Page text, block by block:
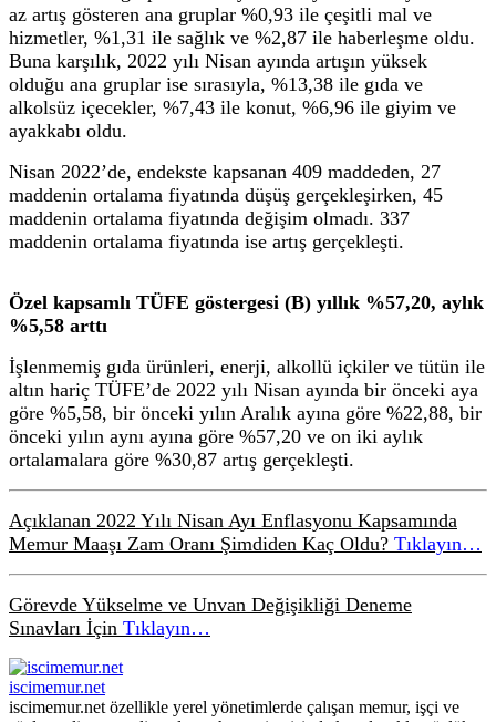
az artış gösteren ana gruplar %0,93 ile çeşitli mal ve
hizmetler, %1,31 ile sağlık ve %2,87 ile haberleşme oldu.
Buna karşılık, 2022 yılı Nisan ayında artışın yüksek
olduğu ana gruplar ise sırasıyla, %13,38 ile gıda ve
alkolsüz içecekler, %7,43 ile konut, %6,96 ile giyim ve
ayakkabı oldu.
Nisan 2022’de, endekste kapsanan 409 maddeden, 27
maddenin ortalama fiyatında düşüş gerçekleşirken, 45
maddenin ortalama fiyatında değişim olmadı. 337
maddenin ortalama fiyatında ise artış gerçekleşti.
Özel kapsamlı TÜFE göstergesi (B) yıllık %57,20, aylık
%5,58 arttı
İşlenmemiş gıda ürünleri, enerji, alkollü içkiler ve tütün ile
altın hariç TÜFE’de 2022 yılı Nisan ayında bir önceki aya
göre %5,58, bir önceki yılın Aralık ayına göre %22,88, bir
önceki yılın aynı ayına göre %57,20 ve on iki aylık
ortalamalara göre %30,87 artış gerçekleşti.
Açıklanan 2022 Yılı Nisan Ayı Enflasyonu Kapsamında
Memur Maaşı Zam Oranı Şimdiden Kaç Oldu? Tıklayın…
Görevde Yükselme ve Unvan Değişikliği Deneme
Sınavları İçin Tıklayın…
iscimemur.net
iscimemur.net özellikle yerel yönetimlerde çalışan memur, işçi ve